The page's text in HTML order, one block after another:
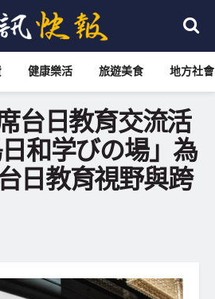
健康樂活 旅遊美食 地方社會
台日教育交流活
和学びの場」為
日教育視野與跨